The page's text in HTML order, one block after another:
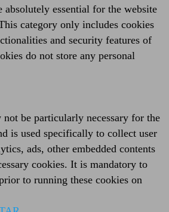
absolutely essential for the website
category only includes cookies
and security features of
do not store any personal
be particularly necessary for the
is used specifically to collect user
ads, other embedded contents
cookies. It is mandatory to
to running these cookies on